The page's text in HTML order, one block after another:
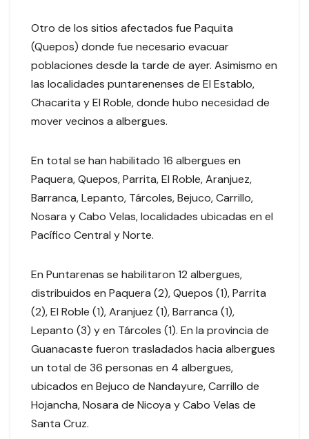
Otro de los sitios afectados fue Paquita
(Quepos) donde fue necesario evacuar
poblaciones desde la tarde de ayer. Asimismo en
las localidades puntarenenses de El Establo,
Chacarita y El Roble, donde hubo necesidad de
mover vecinos a albergues.
En total se han habilitado 16 albergues en
Paquera, Quepos, Parrita, El Roble, Aranjuez,
Barranca, Lepanto, Tárcoles, Bejuco, Carrillo,
Nosara y Cabo Velas, localidades ubicadas en el
Pacífico Central y Norte.
En Puntarenas se habilitaron 12 albergues,
distribuidos en Paquera (2), Quepos (1), Parrita
(2), El Roble (1), Aranjuez (1), Barranca (1),
Lepanto (3) y en Tárcoles (1). En la provincia de
Guanacaste fueron trasladados hacia albergues
un total de 36 personas en 4 albergues,
ubicados en Bejuco de Nandayure, Carrillo de
Hojancha, Nosara de Nicoya y Cabo Velas de
Santa Cruz.